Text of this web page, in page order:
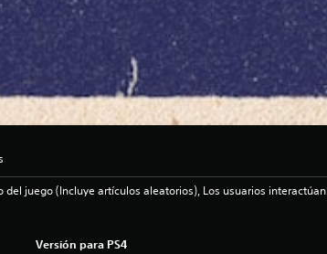
del juego (Incluye artículos aleatorios), Los usuarios interactúan
Versión para PS4